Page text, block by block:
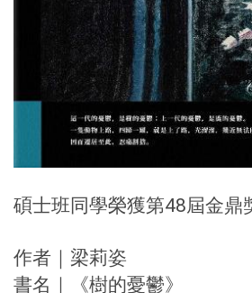
碩士班同學榮獲第48屆金鼎
作者｜梁莉姿
書名｜《樹的憂鬱》